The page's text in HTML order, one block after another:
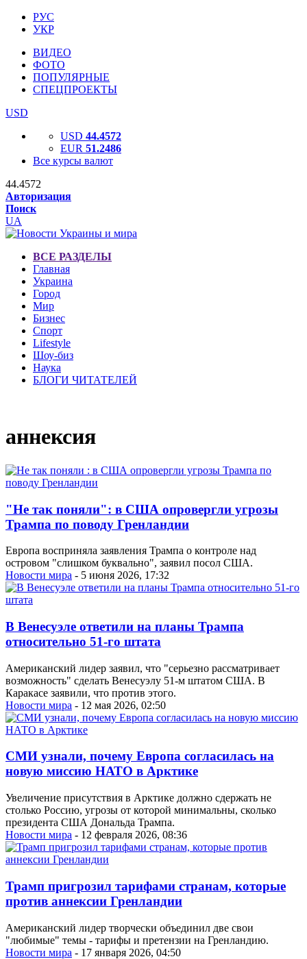
РУС
УКР
ВИДЕО
ФОТО
ПОПУЛЯРНЫЕ
СПЕЦПРОЕКТЫ
USD
USD 44.4572
EUR 51.2486
Все курсы валют
44.4572
Авторизация
Поиск
UA
ВСЕ РАЗДЕЛЫ
Главная
Украина
Город
Мир
Бизнес
Спорт
Lifestyle
Шоу-биз
Наука
БЛОГИ ЧИТАТЕЛЕЙ
аннексия
"Не так поняли": в США опровергли угрозы
Трампа по поводу Гренландии
Европа восприняла заявления Трампа о контроле над
островом "слишком буквально", заявил посол США.
Новости мира - 5 июня 2026, 17:32
В Венесуэле ответили на планы Трампа
относительно 51-го штата
Американский лидер заявил, что "серьезно рассматривает
возможность" сделать Венесуэлу 51-м штатом США. В
Каракасе заявили, что против этого.
Новости мира - 12 мая 2026, 02:50
СМИ узнали, почему Европа согласилась на
новую миссию НАТО в Арктике
Увеличение присутствия в Арктике должно сдержать не
столько Россию, угрозы от которой минимальны, сколько
президента США Дональда Трампа.
Новости мира - 12 февраля 2026, 08:36
Трамп пригрозил тарифами странам, которые
против аннексии Гренландии
Американский лидер творчески объединил две свои
"любимые" темы - тарифы и претензии на Гренландию.
Новости мира - 17 января 2026, 04:50